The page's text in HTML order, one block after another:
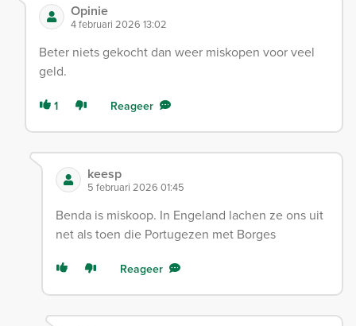
Opinie
4 februari 2026 13:02
Beter niets gekocht dan weer miskopen voor veel
geld.
1 Reageer
keesp
5 februari 2026 01:45
Benda is miskoop. In Engeland lachen ze ons uit
net als toen die Portugezen met Borges
Reageer